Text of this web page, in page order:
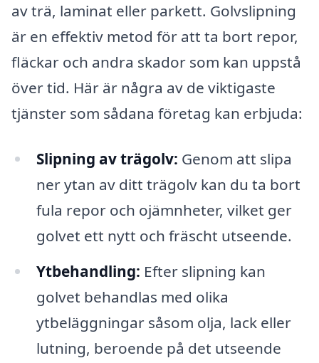
av trä, laminat eller parkett. Golvslipning
är en effektiv metod för att ta bort repor,
fläckar och andra skador som kan uppstå
över tid. Här är några av de viktigaste
tjänster som sådana företag kan erbjuda:
Slipning av trägolv: Genom att slipa
ner ytan av ditt trägolv kan du ta bort
fula repor och ojämnheter, vilket ger
golvet ett nytt och fräscht utseende.
Ytbehandling: Efter slipning kan
golvet behandlas med olika
ytbeläggningar såsom olja, lack eller
lutning, beroende på det utseende